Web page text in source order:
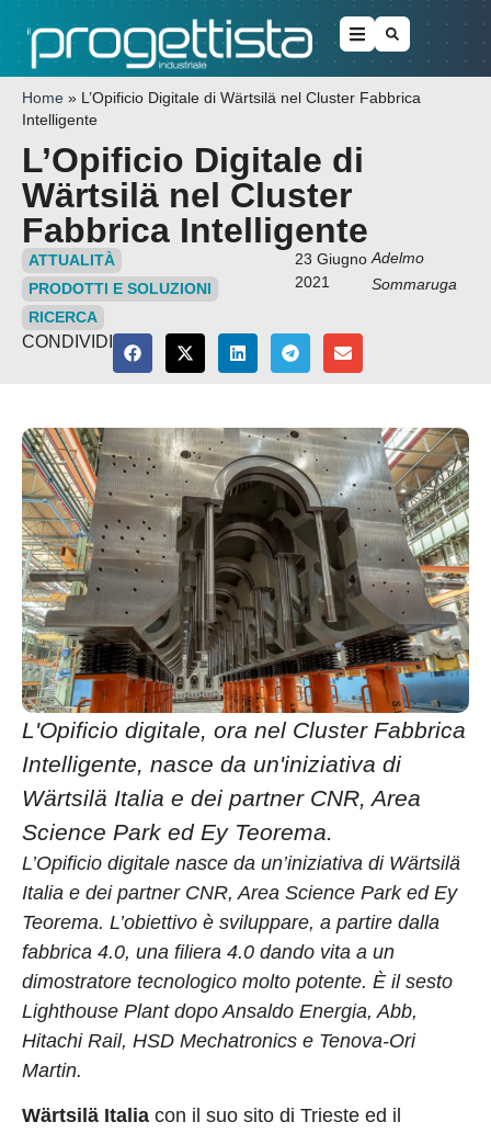
Home » L’Opificio Digitale di Wärtsilä nel Cluster Fabbrica
Intelligente
L’Opificio Digitale di
Wärtsilä nel Cluster
Fabbrica Intelligente
ATTUALITÀ
PRODOTTI E SOLUZIONI
RICERCA
23 Giugno
2021
Adelmo
Sommaruga
CONDIVIDI
L'Opificio digitale, ora nel Cluster Fabbrica
Intelligente, nasce da un'iniziativa di
Wärtsilä Italia e dei partner CNR, Area
Science Park ed Ey Teorema.
L’Opificio digitale nasce da un’iniziativa di Wärtsilä
Italia e dei partner CNR, Area Science Park ed Ey
Teorema. L’obiettivo è sviluppare, a partire dalla
fabbrica 4.0, una filiera 4.0 dando vita a un
dimostratore tecnologico molto potente. È il sesto
Lighthouse Plant dopo Ansaldo Energia, Abb,
Hitachi Rail, HSD Mechatronics e Tenova-Ori
Martin.
Wärtsilä Italia con il suo sito di Trieste ed il